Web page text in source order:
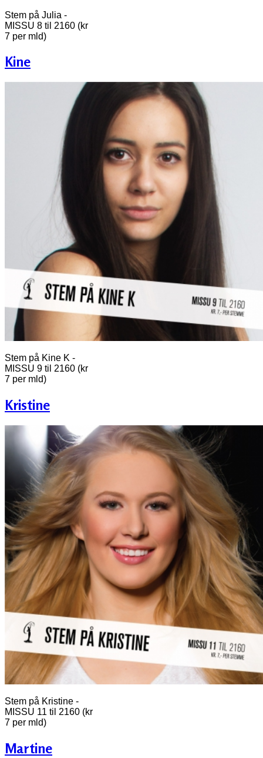
Stem på Julia -
MISSU 8 til 2160 (kr
7 per mld)
Kine
Stem på Kine K -
MISSU 9 til 2160 (kr
7 per mld)
Kristine
Stem på Kristine -
MISSU 11 til 2160 (kr
7 per mld)
Martine